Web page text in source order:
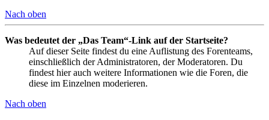
Nach oben
Was bedeutet der „Das Team“-Link auf der Startseite?
Auf dieser Seite findest du eine Auflistung des Forenteams,
einschließlich der Administratoren, der Moderatoren. Du
findest hier auch weitere Informationen wie die Foren, die
diese im Einzelnen moderieren.
Nach oben